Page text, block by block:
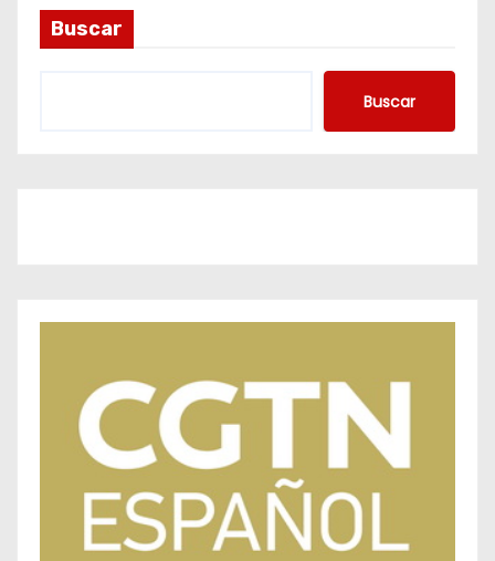
dBuscar
Buscar